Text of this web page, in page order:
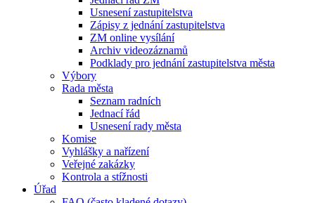
Usnesení zastupitelstva
Zápisy z jednání zastupitelstva
ZM online vysílání
Archiv videozáznamů
Podklady pro jednání zastupitelstva města
Výbory
Rada města
Seznam radních
Jednací řád
Usnesení rady města
Komise
Vyhlášky a nařízení
Veřejné zakázky
Kontrola a stížnosti
Úřad